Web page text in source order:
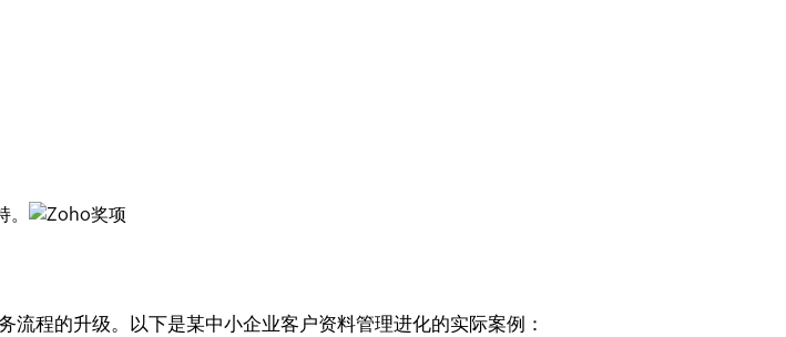
。
程的升级。以下是某中小企业客户资料管理进化的实际案例：